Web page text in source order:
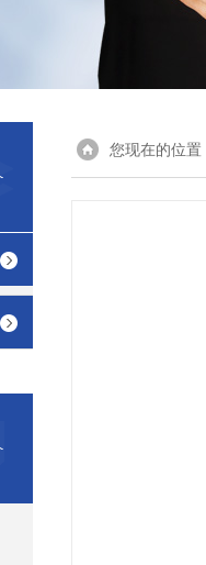
您现在的位置